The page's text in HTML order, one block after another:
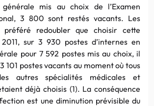
mis au choix de l’Examen
3 800 sont restés vacants. Les
préféré redoubler que choisir cette
sur 3 930 postes d’internes en
pour 7 592 postes mis au choix, il
101 postes vacants au moment où tous
autres spécialités médicales et
déjà choisis (1). La conséquence
est une diminution prévisible du